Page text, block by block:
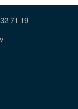
71 19